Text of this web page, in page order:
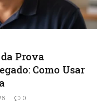
Prova
Como Usar
0